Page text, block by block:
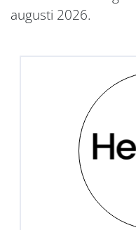
augusti 2026.